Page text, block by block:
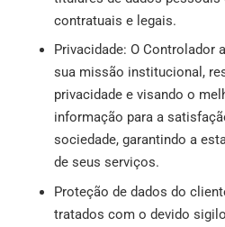
contratuais e legais.
Privacidade: O Controlador
sua missão institucional,
privacidade e visando o
informação para a
sociedade, garantindo a
de seus serviços.
Proteção de dados do
tratados com o devido